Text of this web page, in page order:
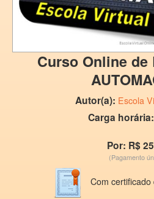
Curso Online de
Autor(a): Escola
Carga horária:
Por: R$
(Pagamento
Com